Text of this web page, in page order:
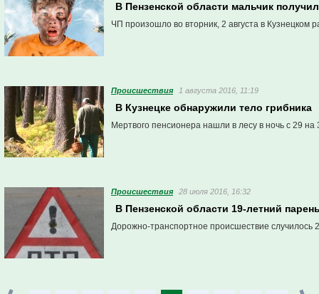
В Пензенской области мальчик
ЧП произошло во вторник, 2 августа в Кузнецком
Проиcшествия 1 августа 2016, 11:19
В Кузнецке обнаружили тело грибника
Мертвого пенсионера нашли в лесу в ночь с 29 на
Проиcшествия 28 июля 2016, 16:32
В Пензенской области 19-летний
Дорожно-транспортное происшествие случилось